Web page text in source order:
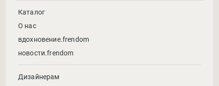
Каталог
О нас
вдохновение.frendom
новости.frendom
Дизайнерам